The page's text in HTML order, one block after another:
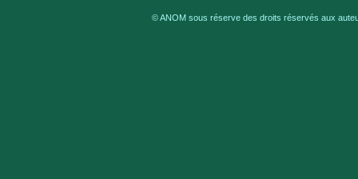
© ANOM sous réserve des droits réservés aux